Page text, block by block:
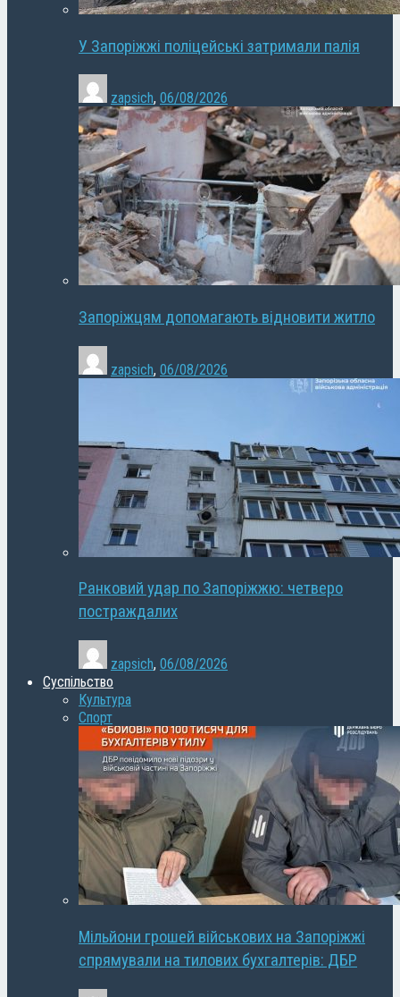
У Запоріжжі поліцейські затримали палія
zapsich, 06/08/2026
Запоріжцям допомагають відновити житло
zapsich, 06/08/2026
Ранковий удар по Запоріжжю: четверо
постраждалих
zapsich, 06/08/2026
Суспільство
Культура
Спорт
Мільйони грошей військових на Запоріжжі
спрямували на тилових бухгалтерів: ДБР